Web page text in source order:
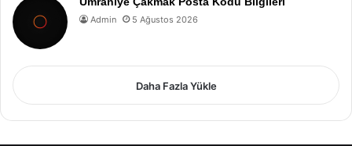
Admin 5 Ağustos 2026
Daha Fazla Yükle